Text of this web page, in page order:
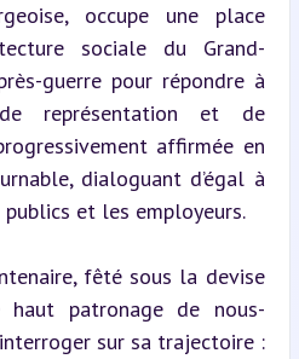
occupe une place
sociale du Grand-
guerre pour répondre à
représentation et de
affirmée en
dialoguant d’égal à
et les employeurs.
fêté sous la devise
patronage de nous-
sur sa trajectoire :